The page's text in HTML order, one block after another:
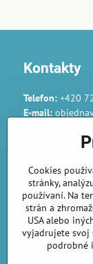
Kontakty
Telefon:+420
E-mail:
česky,
Gairaca s.r.o.
74253 Kunín
Česká republika
Cookies
stránky,
používaní. Na
strán a
USA alebo
vyjadrujete svoj
podrobné